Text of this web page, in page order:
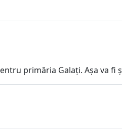
primăria Galați. Așa va fi